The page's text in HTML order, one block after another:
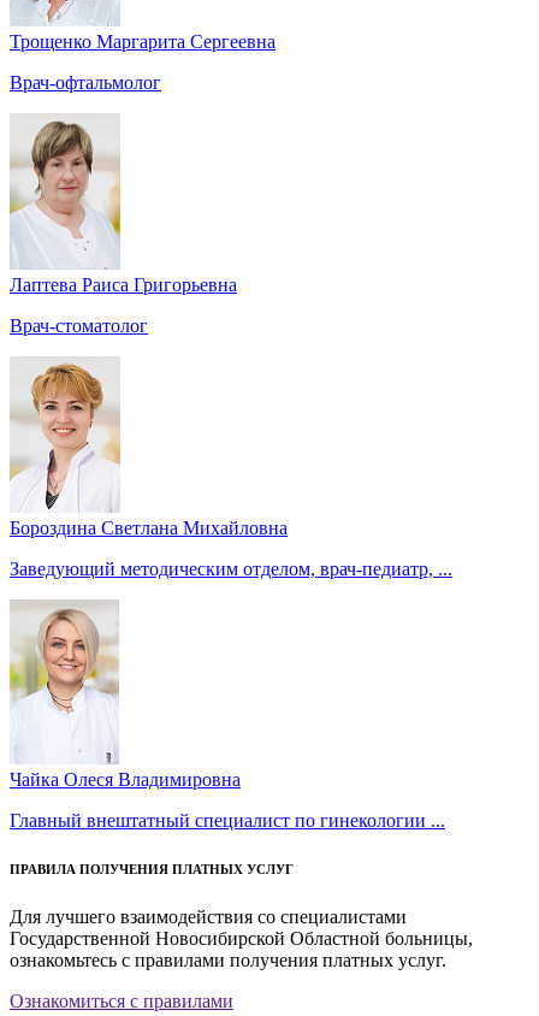
Трощенко Маргарита Сергеевна
Врач-офтальмолог
Лаптева Раиса Григорьевна
Врач-стоматолог
Бороздина Светлана Михайловна
Заведующий методическим отделом, врач-педиатр, ...
Чайка Олеся Владимировна
Главный внештатный специалист по гинекологии ...
ПРАВИЛА ПОЛУЧЕНИЯ ПЛАТНЫХ УСЛУГ
Для лучшего взаимодействия со специалистами
Государственной Новосибирской Областной больницы,
ознакомьтесь с правилами получения платных услуг.
Ознакомиться с правилами